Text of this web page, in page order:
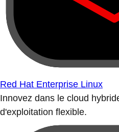
Red Hat Enterprise Linux
Innovez dans le cloud
d'exploitation flexible.